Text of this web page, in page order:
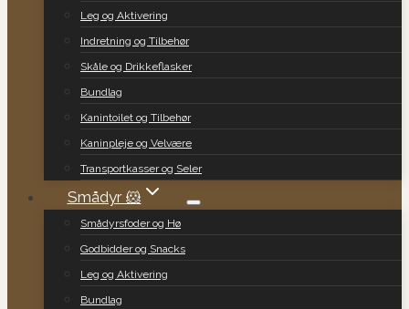
Leg og Aktivering
Indretning og Tilbehør
Skåle og Drikkeflasker
Bundlag
Kanintoilet og Tilbehør
Kaninpleje og Velvære
Transportkasser og Seler
Smådyr 🐹
Smådyrsfoder og Hø
Godbidder og Snacks
Leg og Aktivering
Bundlag